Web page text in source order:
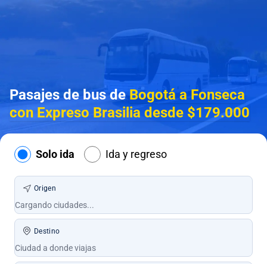
Pasajes de bus deBogotá a Fonseca
con Expreso Brasilia desde $179.000
Solo ida Ida y regreso
Origen
Destino